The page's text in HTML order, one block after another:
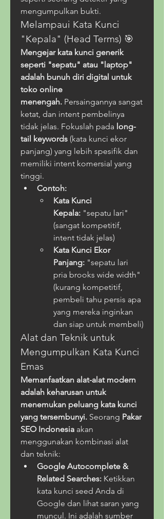
mengumpulkan bukti.
Melampaui Kata Kunci
"Kepala" (Head Terms) 🎯
Mengejar kata kunci generik
seperti "sepatu" atau "laptop"
adalah bunuh diri digital untuk
toko online
menengah. Persaingannya sangat
ketat, dan intent pembelinya
tidak jelas. Fokuslah pada long-
tail keywords (kata kunci ekor
panjang) yang lebih spesifik dan
memiliki intent komersial yang
tinggi.
Contoh:
Kata Kunci
Kepala: "sepatu lari"
(sangat kompetitif,
intent tidak jelas)
Kata Kunci Ekor
Panjang: "sepatu lari
pria brooks wide width"
(kurang kompetitif,
pembeli tahu persis apa
yang mereka inginkan
dan siap untuk membeli)
Alat dan Teknik untuk
Mengumpulkan Kata Kunci
Emas
Memanfaatkan alat-alat modern
adalah keharusan untuk
menemukan peluang kata kunci
yang tersembunyi. Seorang Pakar
SEO Indonesia akan
menggunakan kombinasi alat
dan teknik:
Google Autocomplete &
Related Searches: Ketikkan
kata kunci seed Anda di
Google dan lihat saran yang
muncul. Ini adalah sumber